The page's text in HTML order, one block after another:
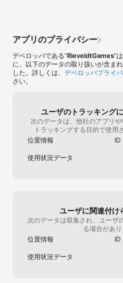
い方
・ガシャポンやガチャガチャが好き
方
・忍者や「くノ一」の世界観が好き
・美少女キャラクターのコンプリー
・ちょっとした隙間時間に楽しめる
アプリのプライバシー
デベロッパである“RieveldtGames”
に、以下のデータの取り扱いが含ま
した。詳しくは、 デベロッパプライ
さい。
ユーザのトラッキング
次のデータは、他社のアプリ
トラッキングする目的で使用
位置情報
ID
使用状況データ
ユーザに関連付け
次のデータは収集され、ユーザ
る場合があり
位置情報
ID
使用状況データ